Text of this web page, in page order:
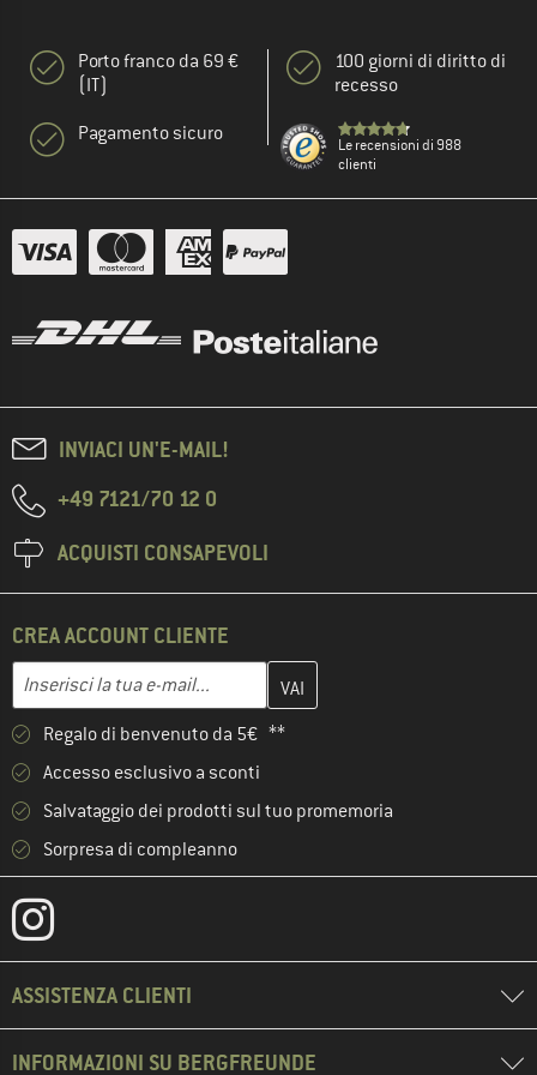
Porto franco da 69 €
(IT)
Pagamento sicuro
100 giorni di diritto di
recesso
Le recensioni di 988
clienti
INVIACI UN'E-MAIL!
+49 7121/70 12 0
ACQUISTI CONSAPEVOLI
CREA ACCOUNT CLIENTE
Indirizzo e-mail
Inserisci qui il tuo indirizzo e-mail e crea il tuo account cliente
Regalo di benvenuto da 5€ **
Accesso esclusivo a sconti
Salvataggio dei prodotti sul tuo promemoria
Sorpresa di compleanno
ASSISTENZA CLIENTI
INFORMAZIONI SU BERGFREUNDE